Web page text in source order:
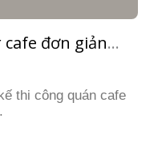
đơn giản
thi công quán cafe